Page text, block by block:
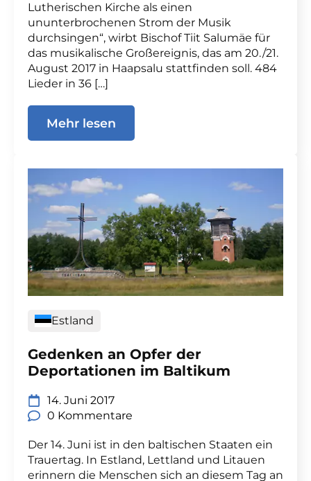
Lutherischen Kirche als einen
ununterbrochenen Strom der Musik
durchsingen“, wirbt Bischof Tiit Salumäe für
das musikalische Großereignis, das am 20./21.
August 2017 in Haapsalu stattfinden soll. 484
Lieder in 36 […]
Mehr lesen
Estland
Gedenken an Opfer der
Deportationen im Baltikum
14. Juni 2017
0 Kommentare
Der 14. Juni ist in den baltischen Staaten ein
Trauertag. In Estland, Lettland und Litauen
erinnern die Menschen sich an diesem Tag an